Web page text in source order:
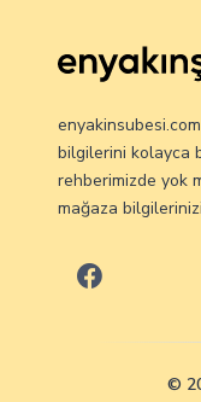
bilgilerini kolayca
rehberimizde yok
mağaza
©